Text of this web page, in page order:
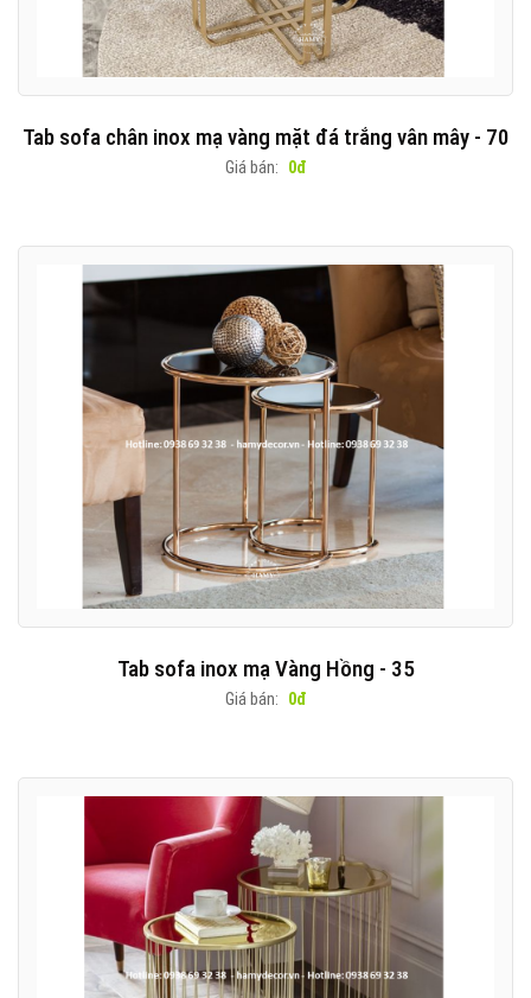
Tab sofa chân inox mạ vàng mặt đá trắng vân mây - 70
Giá bán: 0đ
Tab sofa inox mạ Vàng Hồng - 35
Giá bán: 0đ